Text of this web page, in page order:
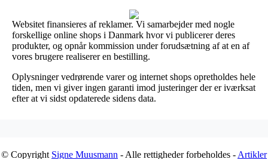
Websitet finansieres af reklamer. Vi samarbejder med nogle
forskellige online shops i Danmark hvor vi publicerer deres
produkter, og opnår kommission under forudsætning af at en af
vores brugere realiserer en bestilling.
Oplysninger vedrørende varer og internet shops opretholdes hele
tiden, men vi giver ingen garanti imod justeringer der er iværksat
efter at vi sidst opdaterede sidens data.
© Copyright Signe Muusmann - Alle rettigheder forbeholdes - Artikler